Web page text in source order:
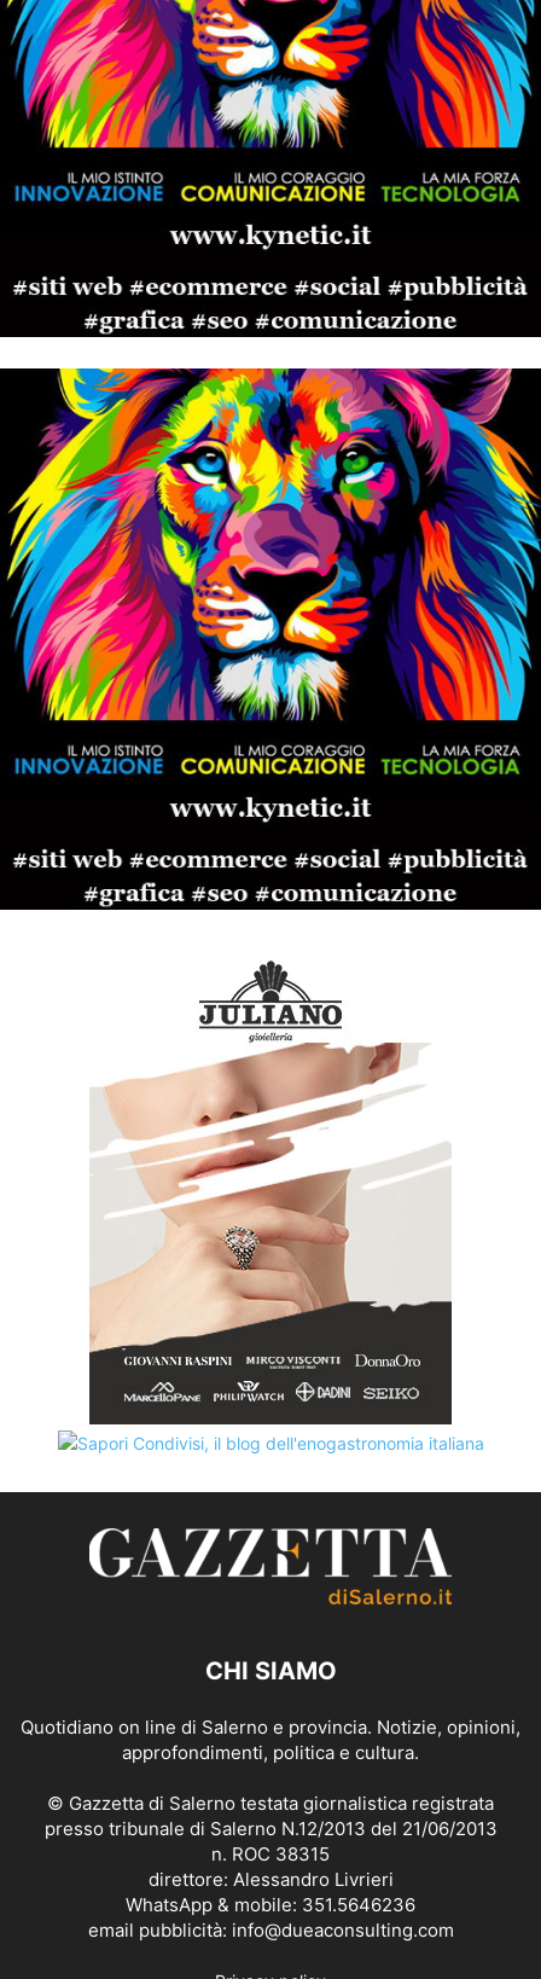
CHI SIAMO
Quotidiano on line di Salerno e provincia. Notizie, opinioni,
approfondimenti, politica e cultura.
© Gazzetta di Salerno testata giornalistica registrata
presso tribunale di Salerno N.12/2013 del 21/06/2013
n. ROC 38315
direttore: Alessandro Livrieri
WhatsApp & mobile: 351.5646236
email pubblicità: info@dueaconsulting.com